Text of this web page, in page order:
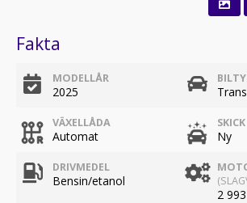
Fakta
MODELLÅR
2025
VÄXELLÅDA
Automat
SKICK
Ny
DRIVMEDEL
Bensin/etanol
2